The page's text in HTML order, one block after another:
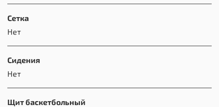
Сетка
Нет
Сидения
Нет
Щит баскетбольный